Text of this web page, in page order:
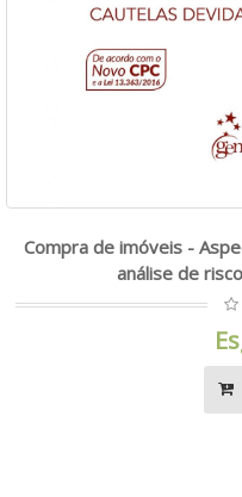
Compra de imóveis -
análise de